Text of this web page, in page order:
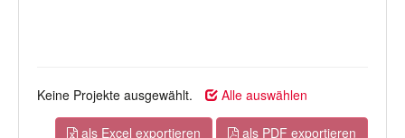
Keine Projekte ausgewählt. Alle auswählen
als Excel exportieren als PDF exportieren